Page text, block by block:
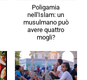
Poligamia
nell'Islam: un
musulmano può
avere quattro
mogli?